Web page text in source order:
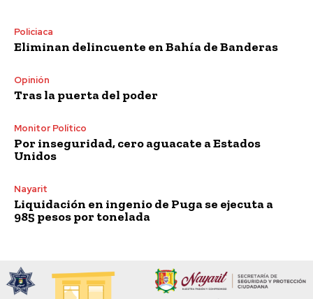
Policiaca
Eliminan delincuente en Bahía de Banderas
Opinión
Tras la puerta del poder
Monitor Político
Por inseguridad, cero aguacate a Estados
Unidos
Nayarit
Liquidación en ingenio de Puga se ejecuta a
985 pesos por tonelada